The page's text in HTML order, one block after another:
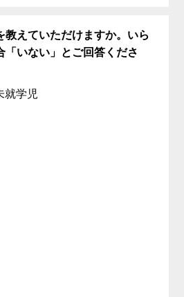
教えていただけますか。いら
「いない」とご回答くださ
就学児